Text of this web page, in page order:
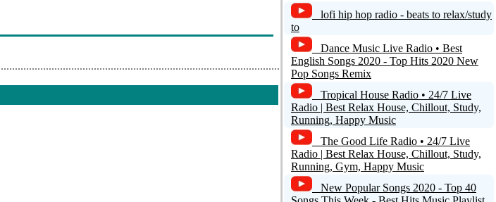
lofi hip hop radio - beats to relax/study
to
Dance Music Live Radio • Best
English Songs 2020 - Top Hits 2020 New
Pop Songs Remix
Tropical House Radio • 24/7 Live
Radio | Best Relax House, Chillout, Study,
Running, Happy Music
The Good Life Radio • 24/7 Live
Radio | Best Relax House, Chillout, Study,
Running, Gym, Happy Music
New Popular Songs 2020 - Top 40